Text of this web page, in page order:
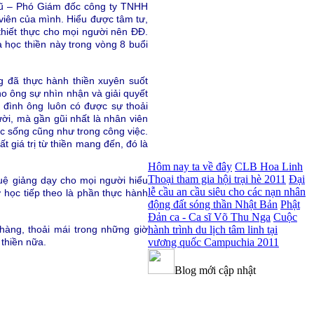
Phó Giám đốc công ty TNHH
của mình. Hiểu được tâm tư,
thực cho mọi người nên ĐĐ.
thiền này trong vòng 8 buổi
đã thực hành thiền xuyên suốt
ông sự nhìn nhận và giải quyết
ông luôn có được sự thoải
mà gần gũi nhất là nhân viên
sống cũng như trong công việc.
giá trị từ thiền mang đến, đó là
giảng dạy cho mọi người hiểu
tiếp theo là phần thực hành
thoải mái trong những giờ
nữa.
Hôm nay ta về đây CLB Hoa Linh
Thoại tham gia hội trại hè 2011 Đại
lễ cầu an cầu siêu cho các nạn nhân
động đất sóng thần Nhật Bản Phật
Đản ca - Ca sĩ Võ Thu Nga Cuộc
hành trình du lịch tâm linh tại
vương quốc Campuchia 2011
Blog mới cập nhật